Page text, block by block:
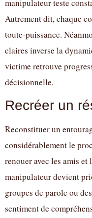
manipulateur teste
Autrement dit, chaque
toute-puissance.
claires inverse la
victime retrouve
décisionnelle.
Recréer un
Reconstituer un
considérablement le
renouer avec les amis
manipulateur devient
groupes de parole ou
sentiment de